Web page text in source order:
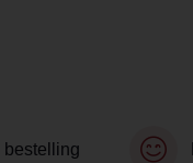
bestelling